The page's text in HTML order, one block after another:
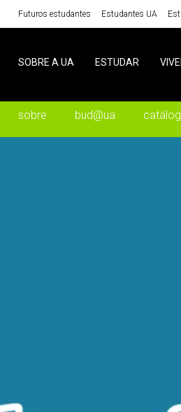
Futuros estudantes Estudantes UA
SOBRE A UA ESTUDAR
sobre bud@ua